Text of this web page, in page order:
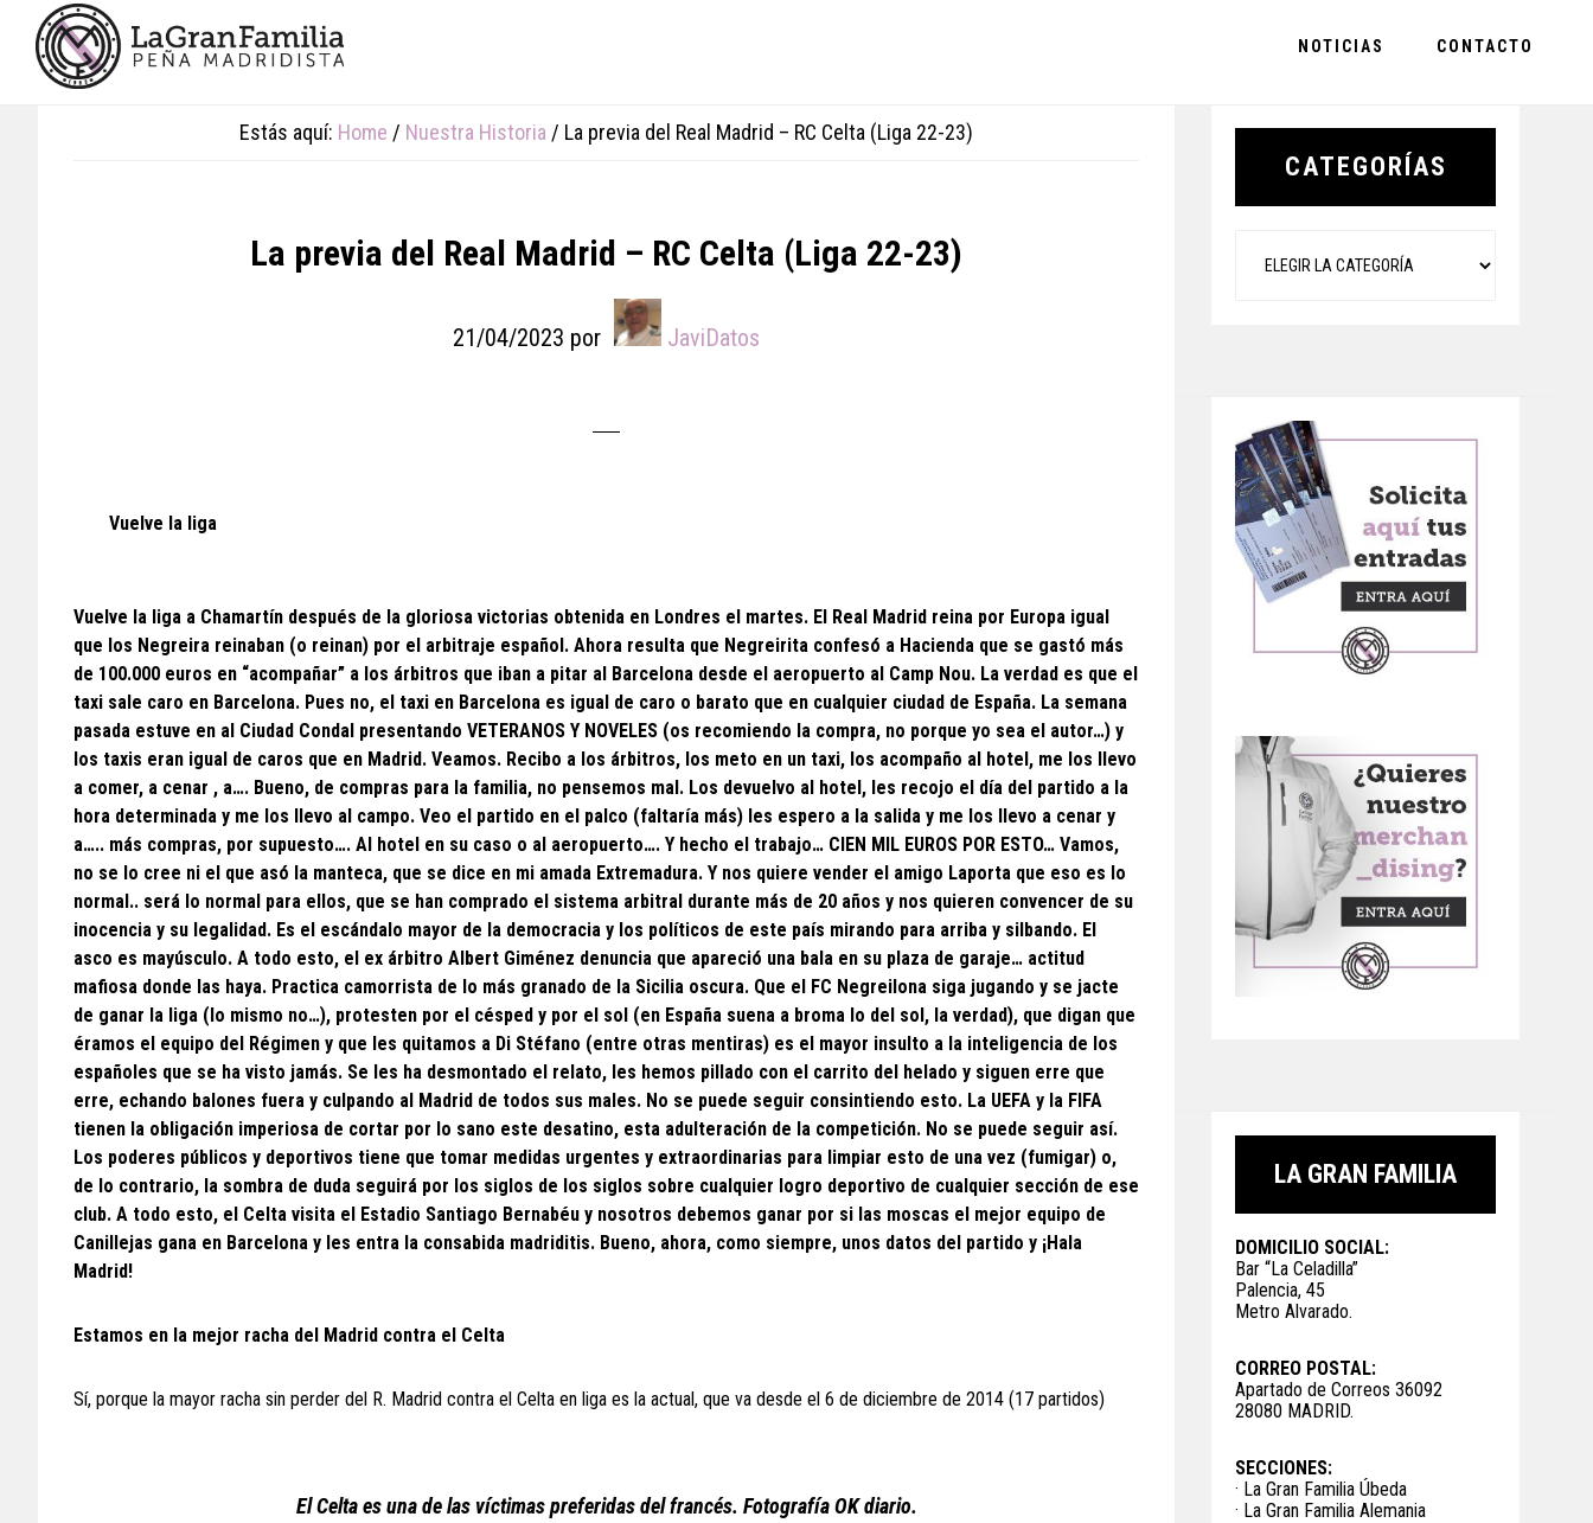
primary
footer
NOTICIAS CONTACTO
Estás aquí: Home / Nuestra Historia / La previa del Real Madrid – RC Celta (Liga 22-23)
La previa del Real Madrid – RC Celta (Liga 22-23)
21/04/2023 por JaviDatos
Vuelve la liga
Vuelve la liga a Chamartín después de la gloriosa victorias obtenida en Londres el martes. El Real Madrid reina por Europa igual
que los Negreira reinaban (o reinan) por el arbitraje español. Ahora resulta que Negreirita confesó a Hacienda que se gastó más
de 100.000 euros en “acompañar” a los árbitros que iban a pitar al Barcelona desde el aeropuerto al Camp Nou. La verdad es que el
taxi sale caro en Barcelona. Pues no, el taxi en Barcelona es igual de caro o barato que en cualquier ciudad de España. La semana
pasada estuve en al Ciudad Condal presentando VETERANOS Y NOVELES (os recomiendo la compra, no porque yo sea el autor…) y
los taxis eran igual de caros que en Madrid. Veamos. Recibo a los árbitros, los meto en un taxi, los acompaño al hotel, me los llevo
a comer, a cenar , a…. Bueno, de compras para la familia, no pensemos mal. Los devuelvo al hotel, les recojo el día del partido a la
hora determinada y me los llevo al campo. Veo el partido en el palco (faltaría más) les espero a la salida y me los llevo a cenar y
a….. más compras, por supuesto…. Al hotel en su caso o al aeropuerto…. Y hecho el trabajo… CIEN MIL EUROS POR ESTO… Vamos,
no se lo cree ni el que asó la manteca, que se dice en mi amada Extremadura. Y nos quiere vender el amigo Laporta que eso es lo
normal.. será lo normal para ellos, que se han comprado el sistema arbitral durante más de 20 años y nos quieren convencer de su
inocencia y su legalidad. Es el escándalo mayor de la democracia y los políticos de este país mirando para arriba y silbando. El
asco es mayúsculo. A todo esto, el ex árbitro Albert Giménez denuncia que apareció una bala en su plaza de garaje… actitud
mafiosa donde las haya. Practica camorrista de lo más granado de la Sicilia oscura. Que el FC Negreilona siga jugando y se jacte
de ganar la liga (lo mismo no…), protesten por el césped y por el sol (en España suena a broma lo del sol, la verdad), que digan que
éramos el equipo del Régimen y que les quitamos a Di Stéfano (entre otras mentiras) es el mayor insulto a la inteligencia de los
españoles que se ha visto jamás. Se les ha desmontado el relato, les hemos pillado con el carrito del helado y siguen erre que
erre, echando balones fuera y culpando al Madrid de todos sus males. No se puede seguir consintiendo esto. La UEFA y la FIFA
tienen la obligación imperiosa de cortar por lo sano este desatino, esta adulteración de la competición. No se puede seguir así.
Los poderes públicos y deportivos tiene que tomar medidas urgentes y extraordinarias para limpiar esto de una vez (fumigar) o,
de lo contrario, la sombra de duda seguirá por los siglos de los siglos sobre cualquier logro deportivo de cualquier sección de ese
club. A todo esto, el Celta visita el Estadio Santiago Bernabéu y nosotros debemos ganar por si las moscas el mejor equipo de
Canillejas gana en Barcelona y les entra la consabida madriditis. Bueno, ahora, como siempre, unos datos del partido y ¡Hala
Madrid!
Estamos en la mejor racha del Madrid contra el Celta
Sí, porque la mayor racha sin perder del R. Madrid contra el Celta en liga es la actual, que va desde el 6 de diciembre de 2014 (17 partidos)
El Celta es una de las víctimas preferidas del francés. Fotografía OK diario.
Primary
CATEGORÍAS
LA GRAN FAMILIA
DOMICILIO SOCIAL:
Bar “La Celadilla”
Palencia, 45
Metro Alvarado.
CORREO POSTAL:
Apartado de Correos 36092
28080 MADRID.
SECCIONES:
· La Gran Familia Úbeda
· La Gran Familia Alemania